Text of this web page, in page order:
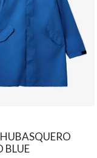
BLUE